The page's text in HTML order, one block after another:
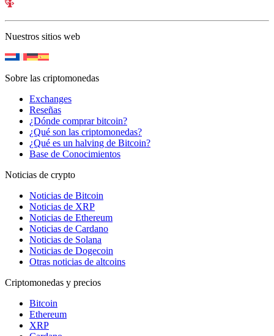
Nuestros sitios web
Sobre las criptomonedas
Exchanges
Reseñas
¿Dónde comprar bitcoin?
¿Qué son las criptomonedas?
¿Qué es un halving de Bitcoin?
Base de Conocimientos
Noticias de crypto
Noticias de Bitcoin
Noticias de XRP
Noticias de Ethereum
Noticias de Cardano
Noticias de Solana
Noticias de Dogecoin
Otras noticias de altcoins
Criptomonedas y precios
Bitcoin
Ethereum
XRP